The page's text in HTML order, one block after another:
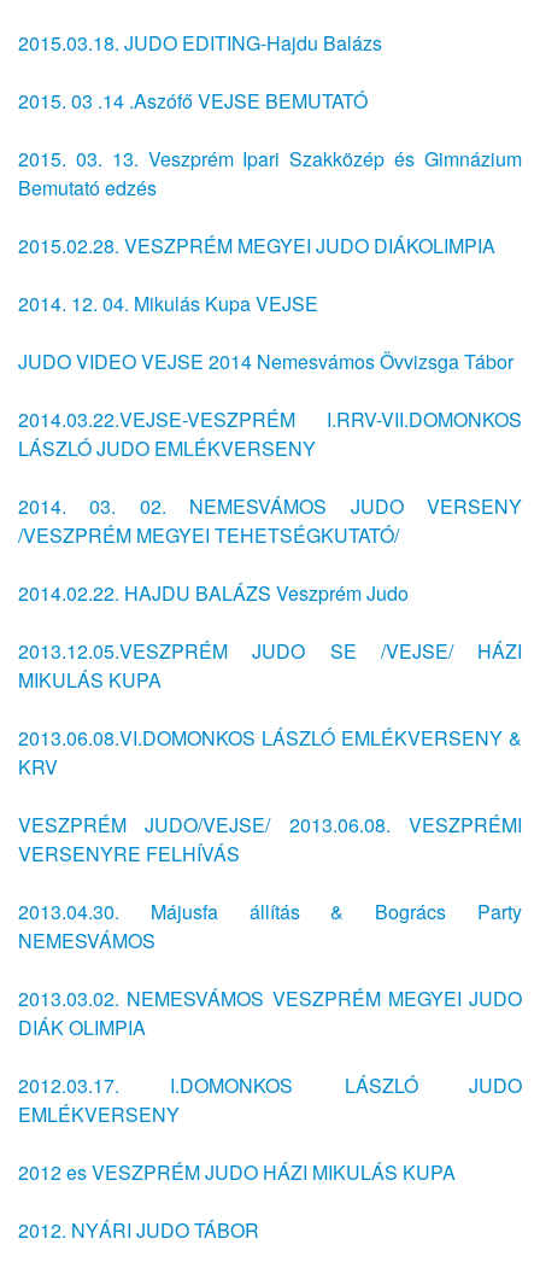
2015.03.18. JUDO EDITING-Hajdu Balázs
2015. 03 .14 .Aszófő VEJSE BEMUTATÓ
2015. 03. 13. Veszprém Ipari Szakközép és Gimnázium
Bemutató edzés
2015.02.28. VESZPRÉM MEGYEI JUDO DIÁKOLIMPIA
2014. 12. 04. Mikulás Kupa VEJSE
JUDO VIDEO VEJSE 2014 Nemesvámos Övvizsga Tábor
2014.03.22.VEJSE-VESZPRÉM I.RRV-VII.DOMONKOS
LÁSZLÓ JUDO EMLÉKVERSENY
2014. 03. 02. NEMESVÁMOS JUDO VERSENY
/VESZPRÉM MEGYEI TEHETSÉGKUTATÓ/
2014.02.22. HAJDU BALÁZS Veszprém Judo
2013.12.05.VESZPRÉM JUDO SE /VEJSE/ HÁZI
MIKULÁS KUPA
2013.06.08.VI.DOMONKOS LÁSZLÓ EMLÉKVERSENY &
KRV
VESZPRÉM JUDO/VEJSE/ 2013.06.08. VESZPRÉMI
VERSENYRE FELHÍVÁS
2013.04.30. Májusfa állítás & Bogrács Party
NEMESVÁMOS
2013.03.02. NEMESVÁMOS VESZPRÉM MEGYEI JUDO
DIÁK OLIMPIA
2012.03.17. I.DOMONKOS LÁSZLÓ JUDO
EMLÉKVERSENY
2012 es VESZPRÉM JUDO HÁZI MIKULÁS KUPA
2012. NYÁRI JUDO TÁBOR